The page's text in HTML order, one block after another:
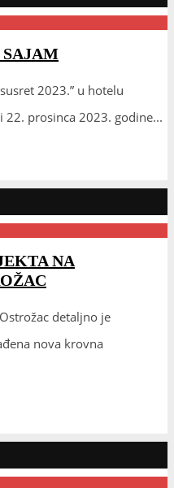
SAJAM
2023.” u hotelu
22. prosinca 2023. godine...
NA
detaljno je
nova krovna